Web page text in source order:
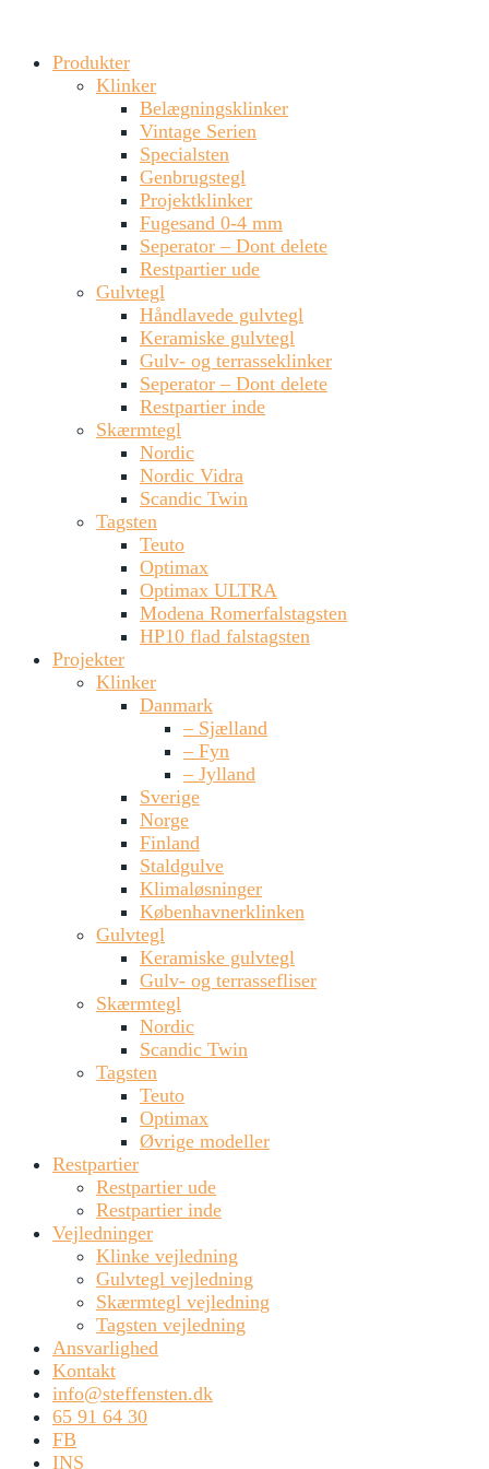
Produkter
Klinker
Belægningsklinker
Vintage Serien
Specialsten
Genbrugstegl
Projektklinker
Fugesand 0-4 mm
Seperator – Dont delete
Restpartier ude
Gulvtegl
Håndlavede gulvtegl
Keramiske gulvtegl
Gulv- og terrasseklinker
Seperator – Dont delete
Restpartier inde
Skærmtegl
Nordic
Nordic Vidra
Scandic Twin
Tagsten
Teuto
Optimax
Optimax ULTRA
Modena Romerfalstagsten
HP10 flad falstagsten
Projekter
Klinker
Danmark
– Sjælland
– Fyn
– Jylland
Sverige
Norge
Finland
Staldgulve
Klimaløsninger
Københavnerklinken
Gulvtegl
Keramiske gulvtegl
Gulv- og terrassefliser
Skærmtegl
Nordic
Scandic Twin
Tagsten
Teuto
Optimax
Øvrige modeller
Restpartier
Restpartier ude
Restpartier inde
Vejledninger
Klinke vejledning
Gulvtegl vejledning
Skærmtegl vejledning
Tagsten vejledning
Ansvarlighed
Kontakt
info@steffensten.dk
65 91 64 30
FB
INS